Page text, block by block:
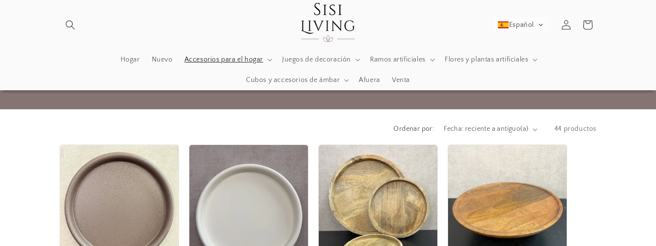
Hogar Nuevo Accesorios para el hogar Juegos de decoración Ramos artificiales Flores y plantas artificiales
Cubos y accesorios de ámbar Afuera Venta
Español
sesión
Carrito
Ordenar por: 44 productos